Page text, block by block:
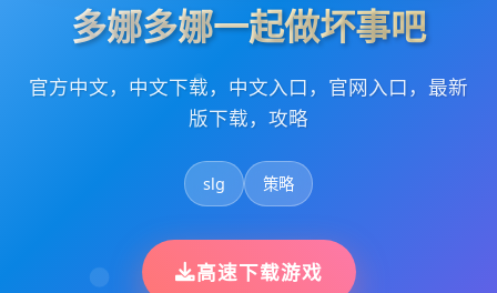
多娜多娜一起做坏事吧
官方中文，中文下载，中文入口，官网入口，最新
版下载，攻略
slg 策略
高速下载游戏